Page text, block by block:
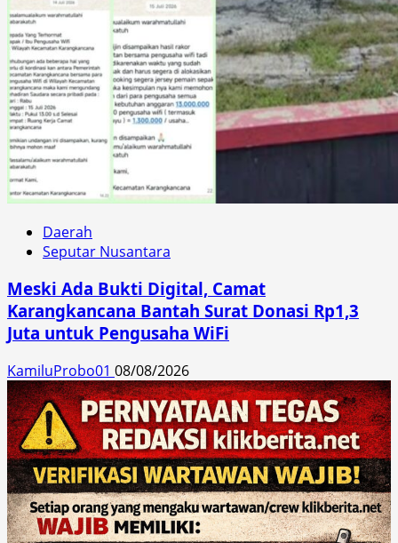
Daerah
Seputar Nusantara
Meski Ada Bukti Digital, Camat
Karangkancana Bantah Surat Donasi Rp1,3
Juta untuk Pengusaha WiFi
KamiluProbo01 08/08/2026